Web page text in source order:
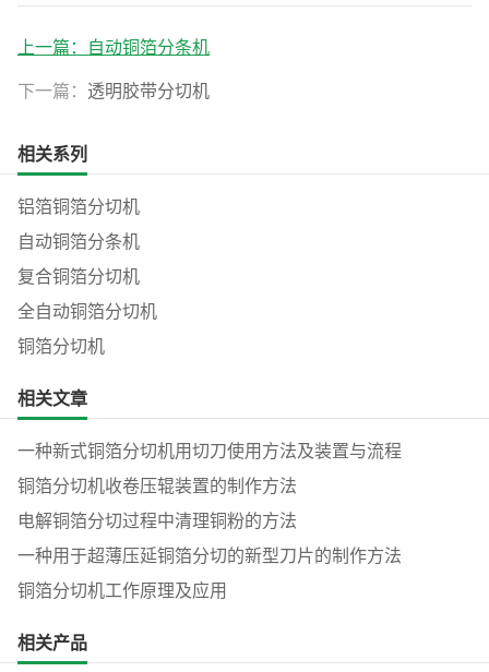
上一篇： 自动铜箔分条机
下一篇： 透明胶带分切机
相关系列
铝箔铜箔分切机
自动铜箔分条机
复合铜箔分切机
全自动铜箔分切机
铜箔分切机
相关文章
一种新式铜箔分切机用切刀使用方法及装置与流程
铜箔分切机收卷压辊装置的制作方法
电解铜箔分切过程中清理铜粉的方法
一种用于超薄压延铜箔分切的新型刀片的制作方法
铜箔分切机工作原理及应用
相关产品